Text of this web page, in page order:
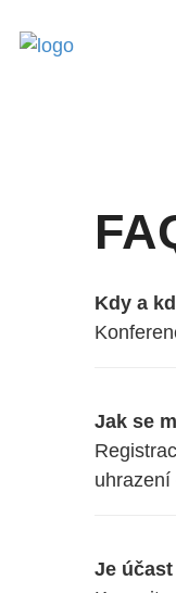
Kdy a
Jak se
uhrazení
Je